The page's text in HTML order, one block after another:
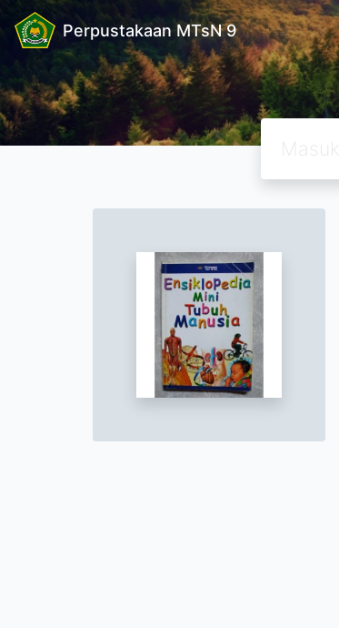
Perpustakaan MTsN 9